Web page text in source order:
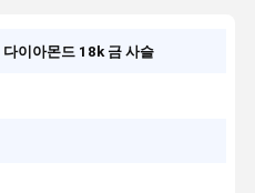
다이아몬드 18k 금 사슬